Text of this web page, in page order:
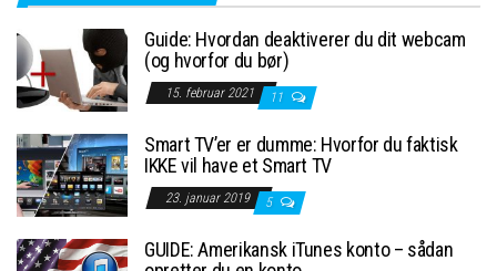
Guide: Hvordan deaktiverer du dit webcam
(og hvorfor du bør)
15. februar 2021 11
Smart TV’er er dumme: Hvorfor du faktisk
IKKE vil have et Smart TV
23. januar 2019 5
GUIDE: Amerikansk iTunes konto – sådan